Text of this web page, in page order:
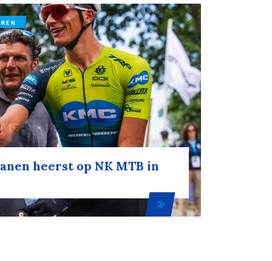
heerst op NK MTB in